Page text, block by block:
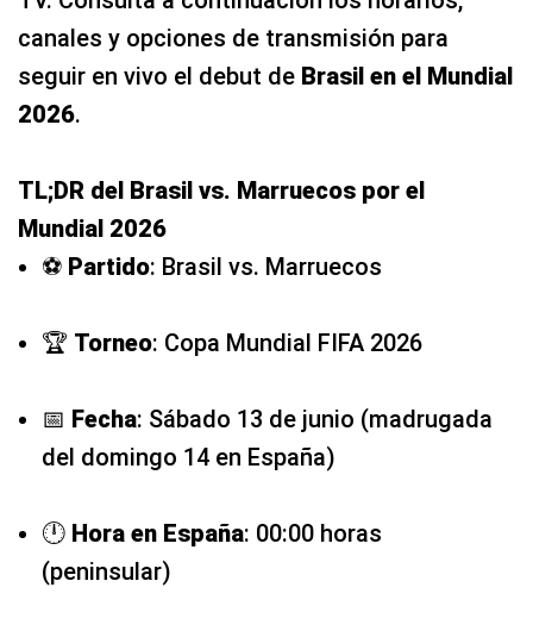
canales y opciones de transmisión para
seguir en vivo el debut de Brasil en el Mundial
2026.
TL;DR del Brasil vs. Marruecos por el
Mundial 2026
⚽ Partido: Brasil vs. Marruecos
🏆 Torneo: Copa Mundial FIFA 2026
📅 Fecha: Sábado 13 de junio (madrugada
del domingo 14 en España)
🕛 Hora en España: 00:00 horas
(peninsular)